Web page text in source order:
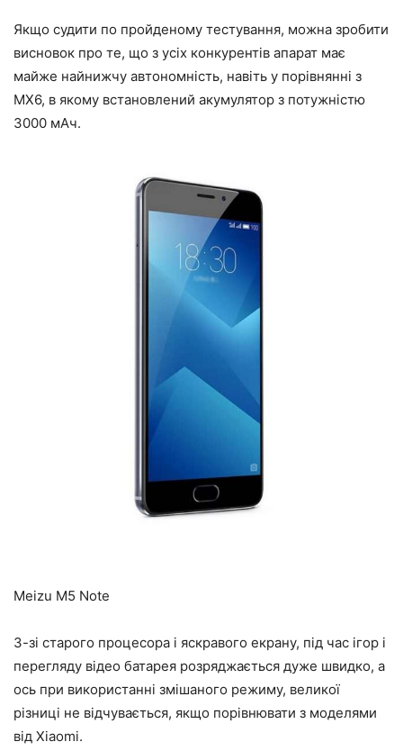
Якщо судити по пройденому тестування, можна зробити
висновок про те, що з усіх конкурентів апарат має
майже найнижчу автономність, навіть у порівнянні з
MX6, в якому встановлений акумулятор з потужністю
3000 мАч.
Meizu M5 Note
З-зі старого процесора і яскравого екрану, під час ігор і
перегляду відео батарея розряджається дуже швидко, а
ось при використанні змішаного режиму, великої
різниці не відчувається, якщо порівнювати з моделями
від Xiaomi.